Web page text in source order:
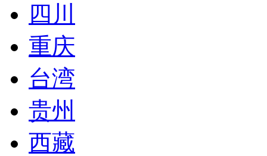
四川
重庆
台湾
贵州
西藏